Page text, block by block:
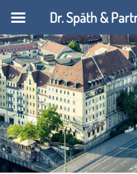
Dr. Späth &